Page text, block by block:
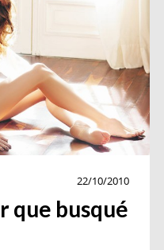
22/10/2010
que busqué